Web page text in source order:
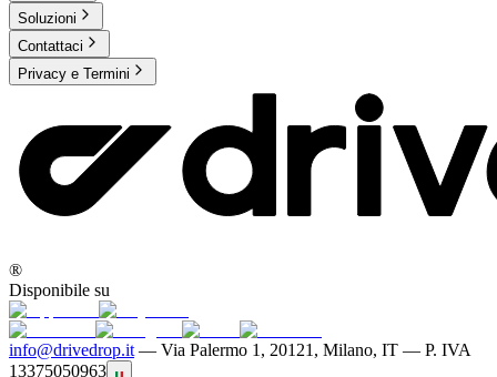
Soluzioni
Contattaci
Privacy e Termini
®
Disponibile su
info@drivedrop.it — Via Palermo 1, 20121, Milano, IT — P. IVA
13375050963